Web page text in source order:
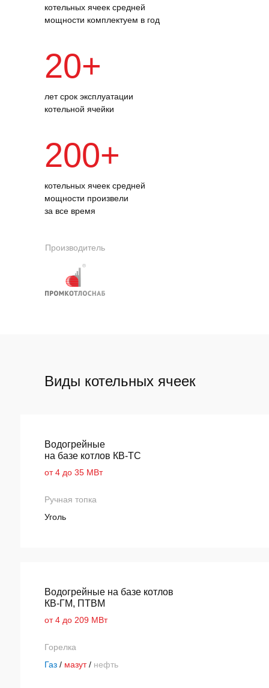
котельных ячеек средней
мощности комплектуем в год
20+
лет срок эксплуатации
котельной ячейки
200+
котельных ячеек средней
мощности произвели
за все время
Производитель
Водогрейные
на базе котлов КВ-ТС
Виды котельных ячеек
от 4 до 35 МВт
Ручная топка
Уголь
Водогрейные на базе котлов
КВ-ГМ, ПТВМ
от 4 до 209 МВт
Горелка
Газ / мазут/ нефть